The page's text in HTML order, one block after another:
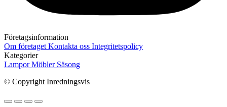
Företagsinformation
Om företaget Kontakta oss Integritetspolicy
Kategorier
LamporMöbler Säsong
© Copyright Inredningsvis